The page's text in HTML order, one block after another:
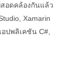
สอดคล้องกันแล้ว
Xamarin
ปพลิเคชัน C#,